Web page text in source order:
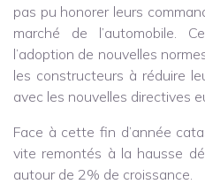
pas pu honorer leurs
marché de l’automobile.
l’adoption de nouvelles
les constructeurs à réduire
avec les nouvelles directives
Face à cette fin d’année
vite remontés à la hausse
autour de 2% de croissance.